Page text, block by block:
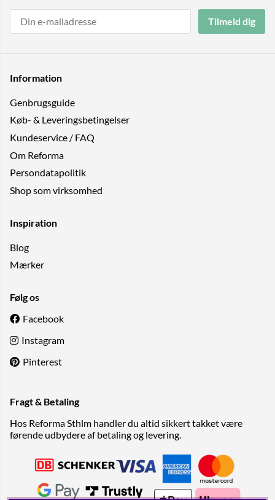
Tilmeld dig
Information
Genbrugs­guide
Køb- & Leveringsbetingelser
Kundeservice / FAQ
Om Reforma
Persondatapolitik
Shop som virksomhed
Inspiration
Blog
Mærker
Følg os
Facebook
Instagram
Pinterest
Fragt & Betaling
Hos Reforma Sthlm handler du altid sikkert takket være
førende udbydere af betaling og levering.